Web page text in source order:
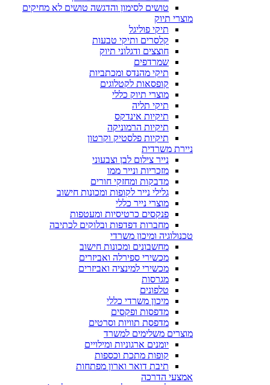
טושים לסימון והדגשה טושים לא מחיקים
מוצרי תיוק
תיקי פוליגל
קלסרים ותיקי טבעות
חוצצים ודגלוני תיוק
שמרדפים
תיקי מהנדס ומכתביות
קופסאות לקטלוגים
מוצרי תיוק כללי
תיקי תליה
תיקיות אינדקס
תיקיות הרמוניקה
תיקיות פלסטיק וקרטון
ניירת משרדית
נייר צילום לבן וצבעוני
מזכריות ונייר ממו
מדבקות ומחזקי חורים
גלילי נייר לקופות ומכונות חישוב
מוצרי נייר כללי
פנקסים כרטיסיות ומעטפות
מחברות דפדפות ובלוקים לכתיבה
טכנולוגיה ומיכון משרדי
מחשבונים ומכונות חישוב
מכשירי ספירלה ואביזרים
מכשירי למינציה ואביזרים
מגרסות
טלפונים
מיכון משרדי כללי
מדפסות ופקסים
מדפסת תוויות וסרטים
מוצרים משלימים למשרד
יומנים ארגוניות ומילויים
קופות מתכת וכספות
תיבת דואר וארון מפתחות
אמצעי הדרכה